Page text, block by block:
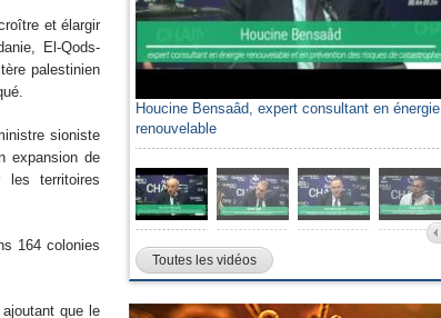
et élargir
El-Qods-
palestinien
sioniste
expansion de
les territoires
164 colonies
que le
Houcine Bensaâd, expert consultant en énergie
renouvelable
Toutes les vidéos